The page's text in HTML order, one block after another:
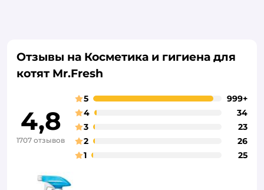
Отзывы на Косметика и гигиена для
котят Mr.Fresh
4,8
1707 отзывов
5
999+
4
34
3
23
2
26
1
25